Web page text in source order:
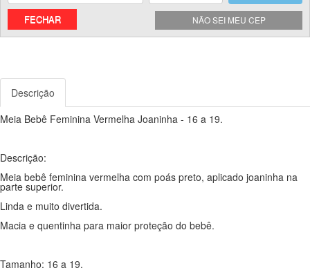
NÃO SEI MEU CEP
FECHAR
Descrição
Meia Bebê Feminina Vermelha Joaninha - 16 a 19.
Descrição:
Meia bebê feminina vermelha com poás preto, aplicado joaninha na
parte superior.
Linda e muito divertida.
Macia e quentinha para maior proteção do bebê.
Tamanho: 16 a 19.